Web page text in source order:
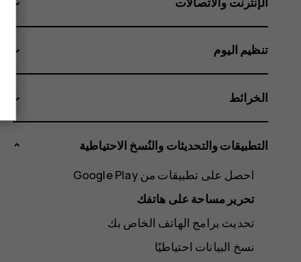
تنظيم اليوم
الخرائط
التطبيقات والتحديثات والنُسخ الاحتياطية
احصل على تطبيقات من Google Play
تحرير مساحة على هاتفك
تحديث برامج الهاتف الخاص بك
نسخ البيانات احتياطيًا